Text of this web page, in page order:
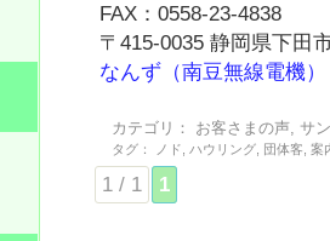
FAX：0558-23-4838
〒415-0035 静岡県下田
なんず（南豆無線電機）
カテゴリ： お客さまの声 ,サ
タグ： ノド ハウリング 団体客 ,案
1 / 1 1